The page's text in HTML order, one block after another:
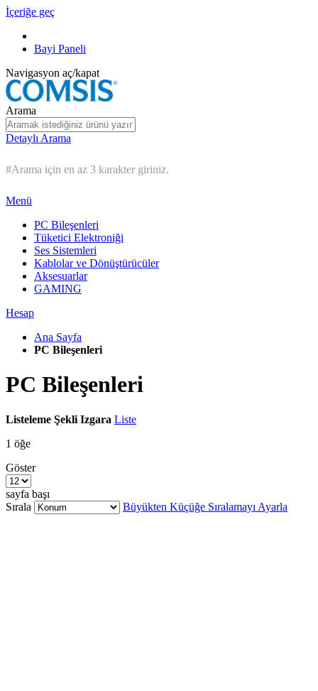
İçeriğe geç
Bayi Paneli
Navigasyon aç/kapat
Arama
Detaylı Arama
#Arama için en az 3 karakter giriniz.
Menü
PC Bileşenleri
Tüketici Elektroniği
Ses Sistemleri
Kablolar ve Dönüştürücüler
Aksesuarlar
GAMING
Hesap
Ana Sayfa
PC Bileşenleri
PC Bileşenleri
Listeleme Şekli Izgara Liste
1 öğe
Göster
sayfa başı
Sırala
Büyükten Küçüğe Sıralamayı Ayarla